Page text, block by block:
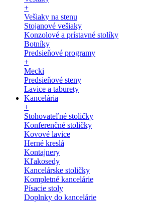
+
Vešiaky na stenu
Stojanové vešiaky
Konzolové a prístavné stolíky
Botníky
Predsieňové programy
+
Mecki
Predsieňové steny
Lavice a taburety
Kancelária
+
Stohovateľné stoličky
Konferenčné stoličky
Kovové lavice
Herné kreslá
Kontajnery
Kľakosedy
Kancelárske stoličky
Kompletné kancelárie
Písacie stoly
Doplnky do kancelárie